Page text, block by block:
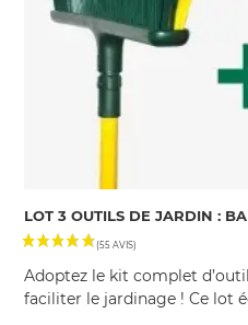
LOT 3 OUTILS DE JARDIN :
Adoptez le kit complet
faciliter le jardinage ! Ce lot